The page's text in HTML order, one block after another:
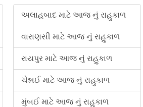
અલાહબાદ માટે આજ નું રાહુકાળ
વારાણસી માટે આજ નું રાહુકાળ
રાયપુર માટે આજ નું રાહુકાળ
ચેન્નઈ માટે આજ નું રાહુકાળ
મુંબઈ માટે આજ નું રાહુકાળ